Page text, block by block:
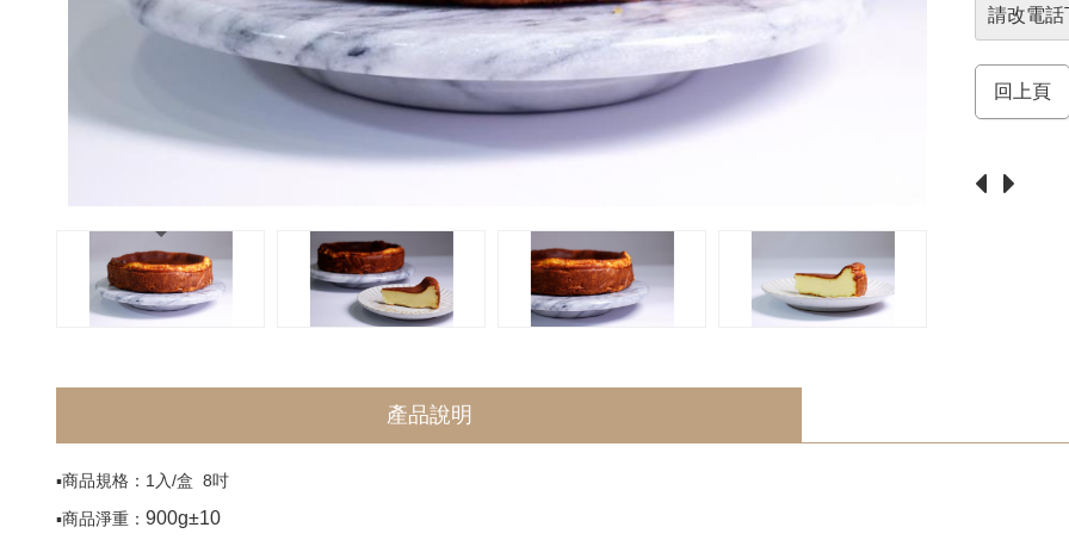
請改電話
回上頁
產品說明
▪️商品規格：1入/盒 8吋
▪️商品淨重： 900g±10